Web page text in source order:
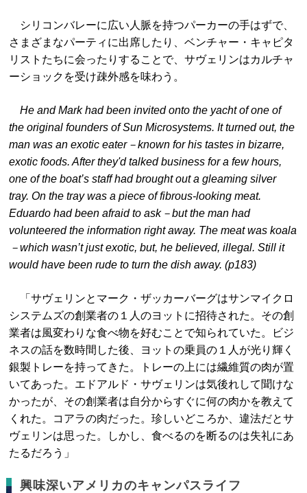
シリコンバレーに広い人脈を持つパーカーの手はずで、
さまざまなパーティに出席したり、ベンチャー・キャピタ
リストたちに会ったりすることで、サヴェリンはカルチャ
ーショックを受け疎外感を味わう。
He and Mark had been invited onto the yacht of one of
the original founders of Sun Microsystems. It turned out, the
man was an exotic eater－known for his tastes in bizarre,
exotic foods. After they'd talked business for a few hours,
one of the boat’s staff had brought out a gleaming silver
tray. On the tray was a piece of fibrous-looking meat.
Eduardo had been afraid to ask－but the man had
volunteered the information right away. The meat was koala
－which wasn’t just exotic, but, he believed, illegal. Still it
would have been rude to turn the dish away. (p183)
「サヴェリンとマーク・ザッカーバーグはサンマイクロ
システムズの創業者の１人のヨットに招待された。その創
業者は風変わりな食べ物を好むことで知られていた。ビジ
ネスの話を数時間した後、ヨットの乗員の１人が光り輝く
銀製トレーを持ってきた。トレーの上には繊維質の肉が置
いてあった。エドアルド・サヴェリンは気後れして聞けな
かったが、その創業者は自分からすぐに何の肉かを教えて
くれた。コアラの肉だった。珍しいどころか、違法だとサ
ヴェリンは思った。しかし、食べるのを断るのは失礼にあ
たるだろう」
興味深いアメリカのキャンパスライフ